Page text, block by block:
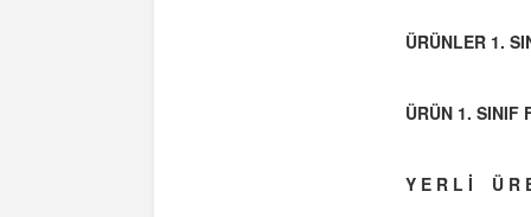
ÜRÜNLER 1.
ÜRÜN 1. SINIF
Y E R L İ Ü R